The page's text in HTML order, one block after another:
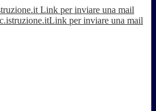
Link per inviare una mail
Link per inviare una mail